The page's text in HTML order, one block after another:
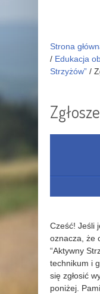
Strona
/ Edukacja
Strzyżów” /
Cześć! Jeśli
oznacza, że
“Aktywny
technikum i
się zgłosić
poniżej.